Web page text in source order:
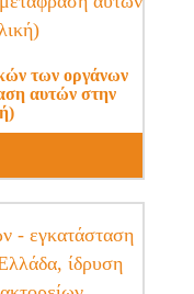
των οργάνων
αυτών στην